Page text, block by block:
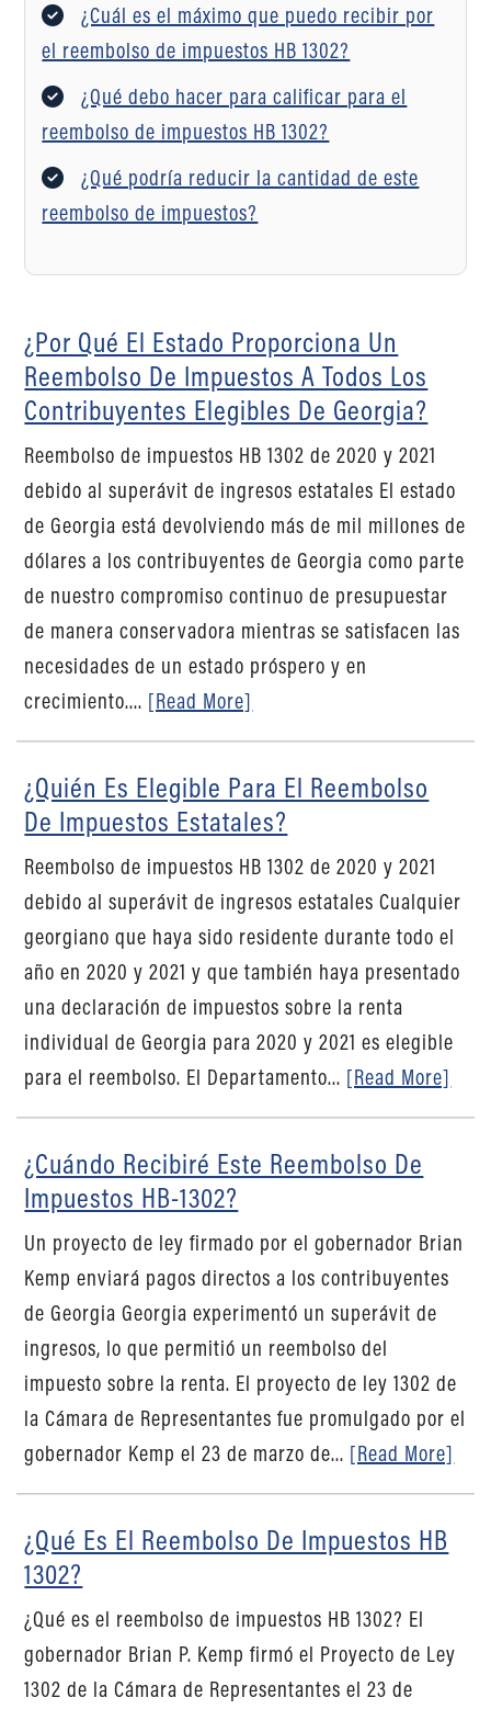
¿Cuál es el máximo que puedo recibir por
el reembolso de impuestos HB 1302?
¿Qué debo hacer para calificar para el
reembolso de impuestos HB 1302?
¿Qué podría reducir la cantidad de este
reembolso de impuestos?
¿Por Qué El Estado Proporciona Un
Reembolso De Impuestos A Todos Los
Contribuyentes Elegibles De Georgia?
Reembolso de impuestos HB 1302 de 2020 y 2021
debido al superávit de ingresos estatales El estado
de Georgia está devolviendo más de mil millones de
dólares a los contribuyentes de Georgia como parte
de nuestro compromiso continuo de presupuestar
de manera conservadora mientras se satisfacen las
necesidades de un estado próspero y en
crecimiento.... [Read More]
¿Quién Es Elegible Para El Reembolso
De Impuestos Estatales?
Reembolso de impuestos HB 1302 de 2020 y 2021
debido al superávit de ingresos estatales Cualquier
georgiano que haya sido residente durante todo el
año en 2020 y 2021 y que también haya presentado
una declaración de impuestos sobre la renta
individual de Georgia para 2020 y 2021 es elegible
para el reembolso. El Departamento... [Read More]
¿Cuándo Recibiré Este Reembolso De
Impuestos HB-1302?
Un proyecto de ley firmado por el gobernador Brian
Kemp enviará pagos directos a los contribuyentes
de Georgia Georgia experimentó un superávit de
ingresos, lo que permitió un reembolso del
impuesto sobre la renta. El proyecto de ley 1302 de
la Cámara de Representantes fue promulgado por el
gobernador Kemp el 23 de marzo de... [Read More]
¿Qué Es El Reembolso De Impuestos HB
1302?
¿Qué es el reembolso de impuestos HB 1302? El
gobernador Brian P. Kemp firmó el Proyecto de Ley
1302 de la Cámara de Representantes el 23 de